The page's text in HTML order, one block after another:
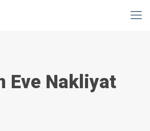
Eve Nakliyat